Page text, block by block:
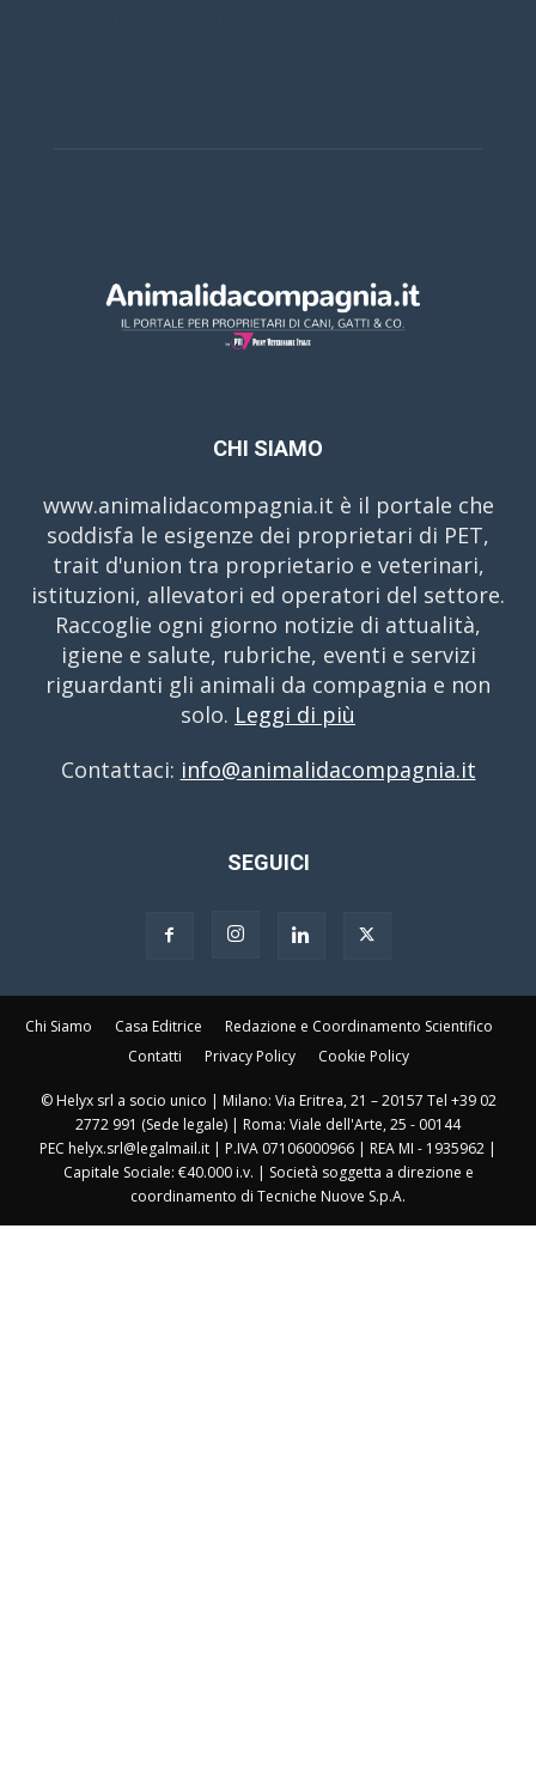
CHI SIAMO
www.animalidacompagnia.it è il portale che
soddisfa le esigenze dei proprietari di PET,
trait d'union tra proprietario e veterinari,
istituzioni, allevatori ed operatori del settore.
Raccoglie ogni giorno notizie di attualità,
igiene e salute, rubriche, eventi e servizi
riguardanti gli animali da compagnia e non
solo. Leggi di più
Contattaci: info@animalidacompagnia.it
SEGUICI
Chi Siamo Casa Editrice
Redazione e Coordinamento Scientifico
Contatti
Privacy Policy Cookie Policy
© Helyx srl a socio unico | Milano: Via Eritrea, 21 – 20157 Tel +39 02
2772 991 (Sede legale) | Roma: Viale dell'Arte, 25 - 00144
PEC helyx.srl@legalmail.it | P.IVA 07106000966 | REA MI - 1935962 |
Capitale Sociale: €40.000 i.v. | Società soggetta a direzione e
coordinamento di Tecniche Nuove S.p.A.